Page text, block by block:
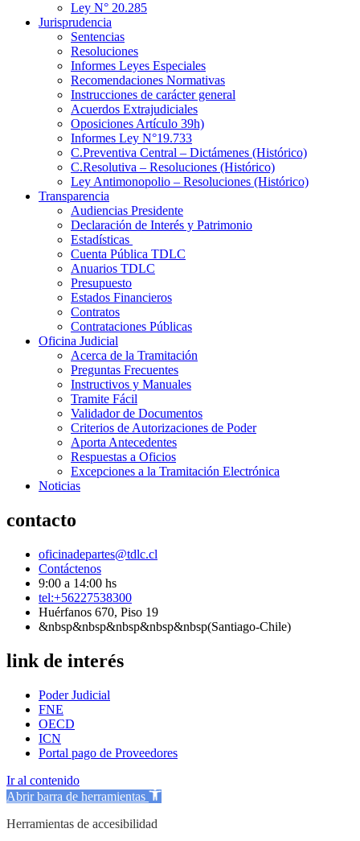
Ley N° 20.285
Jurisprudencia
Sentencias
Resoluciones
Informes Leyes Especiales
Recomendaciones Normativas
Instrucciones de carácter general
Acuerdos Extrajudiciales
Oposiciones Artículo 39h)
Informes Ley N°19.733
C.Preventiva Central – Dictámenes (Histórico)
C.Resolutiva – Resoluciones (Histórico)
Ley Antimonopolio – Resoluciones (Histórico)
Transparencia
Audiencias Presidente
Declaración de Interés y Patrimonio
Estadísticas
Cuenta Pública TDLC
Anuarios TDLC
Presupuesto
Estados Financieros
Contratos
Contrataciones Públicas
Oficina Judicial
Acerca de la Tramitación
Preguntas Frecuentes
Instructivos y Manuales
Tramite Fácil
Validador de Documentos
Criterios de Autorizaciones de Poder
Aporta Antecedentes
Respuestas a Oficios
Excepciones a la Tramitación Electrónica
Noticias
contacto
oficinadepartes@tdlc.cl
Contáctenos
9:00 a 14:00 hs
tel:+56227538300
Huérfanos 670, Piso 19
&nbsp&nbsp&nbsp&nbsp&nbsp(Santiago-Chile)
link de interés
Poder Judicial
FNE
OECD
ICN
Portal pago de Proveedores
Ir al contenido
Abrir barra de herramientas
Herramientas de accesibilidad